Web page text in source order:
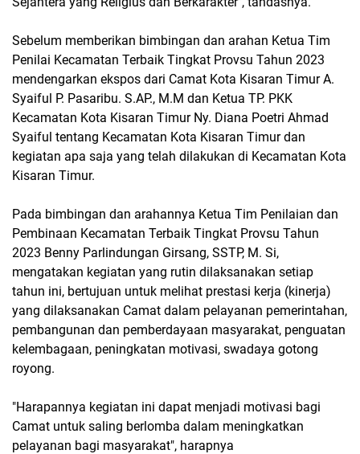
Sebelum memberikan bimbingan dan arahan Ketua Tim
Penilai Kecamatan Terbaik Tingkat Provsu Tahun 2023
mendengarkan ekspos dari Camat Kota Kisaran Timur A.
Syaiful P. Pasaribu. S.AP., M.M dan Ketua TP. PKK
Kecamatan Kota Kisaran Timur Ny. Diana Poetri Ahmad
Syaiful tentang Kecamatan Kota Kisaran Timur dan
kegiatan apa saja yang telah dilakukan di Kecamatan Kota
Kisaran Timur.
Pada bimbingan dan arahannya Ketua Tim Penilaian dan
Pembinaan Kecamatan Terbaik Tingkat Provsu Tahun
2023 Benny Parlindungan Girsang, SSTP, M. Si,
mengatakan kegiatan yang rutin dilaksanakan setiap
tahun ini, bertujuan untuk melihat prestasi kerja (kinerja)
yang dilaksanakan Camat dalam pelayanan pemerintahan,
pembangunan dan pemberdayaan masyarakat, penguatan
kelembagaan, peningkatan motivasi, swadaya gotong
royong.
"Harapannya kegiatan ini dapat menjadi motivasi bagi
Camat untuk saling berlomba dalam meningkatkan
pelayanan bagi masyarakat", harapnya